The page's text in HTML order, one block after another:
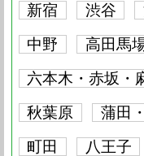
新宿 渋谷
中野
高田馬
六本木・赤坂・
秋葉原
蒲田
町田
八王子